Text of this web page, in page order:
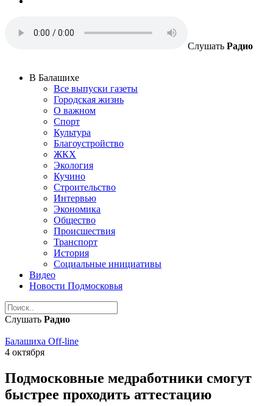
Слушать Радио
В Балашихе
Все выпуски газеты
Городская жизнь
О важном
Спорт
Культура
Благоустройство
ЖКХ
Экология
Кучино
Строительство
Интервью
Экономика
Общество
Происшествия
Транспорт
История
Социальные инициативы
Видео
Новости Подмосковья
Слушать Радио
Балашиха Off-line
4 октября
Подмосковные медработники смогут
быстрее проходить аттестацию